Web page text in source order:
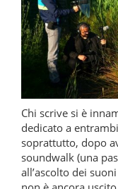
Chi scrive si è
dedicato a
soprattutto, dopo
soundwalk (una
all’ascolto dei